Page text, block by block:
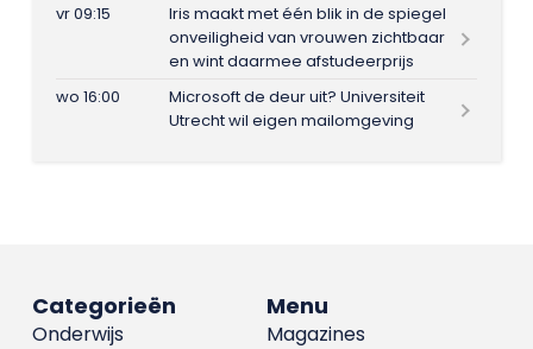
vr 09:15
Iris maakt met één blik in de spiegel
onveiligheid van vrouwen zichtbaar
en wint daarmee afstudeerprijs
wo 16:00
Microsoft de deur uit? Universiteit
Utrecht wil eigen mailomgeving
Menu
Magazines
Categorieën
Onderwijs